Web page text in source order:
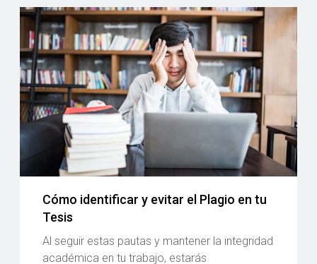
Cómo identificar y evitar el Plagio en tu
Tesis
Al seguir estas pautas y mantener la integridad
académica en tu trabajo, estarás